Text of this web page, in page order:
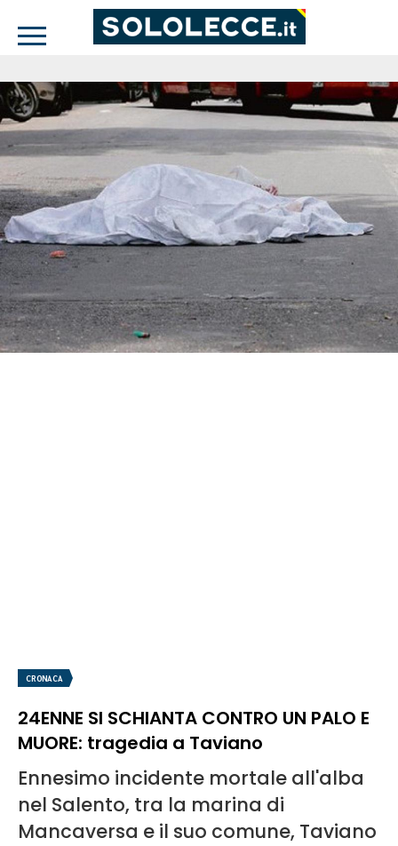
CRONACA
24ENNE SI SCHIANTA CONTRO UN PALO E
MUORE: tragedia a Taviano
Ennesimo incidente mortale all'alba
nel Salento, tra la marina di
Mancaversa e il suo comune, Taviano